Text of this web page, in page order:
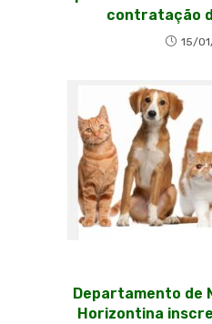
contratação
15/
Departamento de
Horizontina